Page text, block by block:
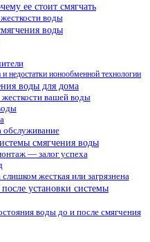
ее стоит смягчать
воды
воды
недостатки ионообменной технологии
воды для дома
вашей воды
смягчения воды
— залог успеха
жесткая или загрязнена
установки системы
воды до и после смягчения